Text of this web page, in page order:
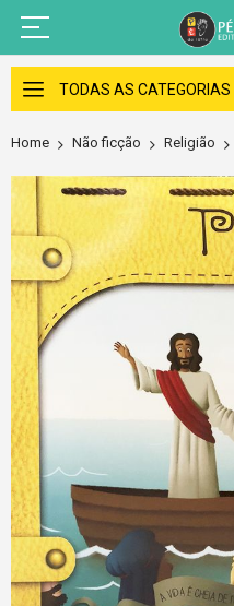
Skip
to
Content
TODAS AS CATEGORIAS
Home Não ficção Religião
Skip
to
end
of
the
images
gallery